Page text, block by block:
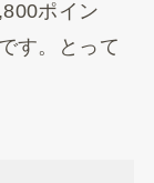
ポイン
す。とって